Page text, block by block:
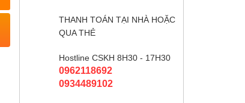
THANH TOÁN TẠI NHÀ HOẶC
QUA THẺ
Hostline CSKH 8H30 - 17H30
0962118692
0934489102